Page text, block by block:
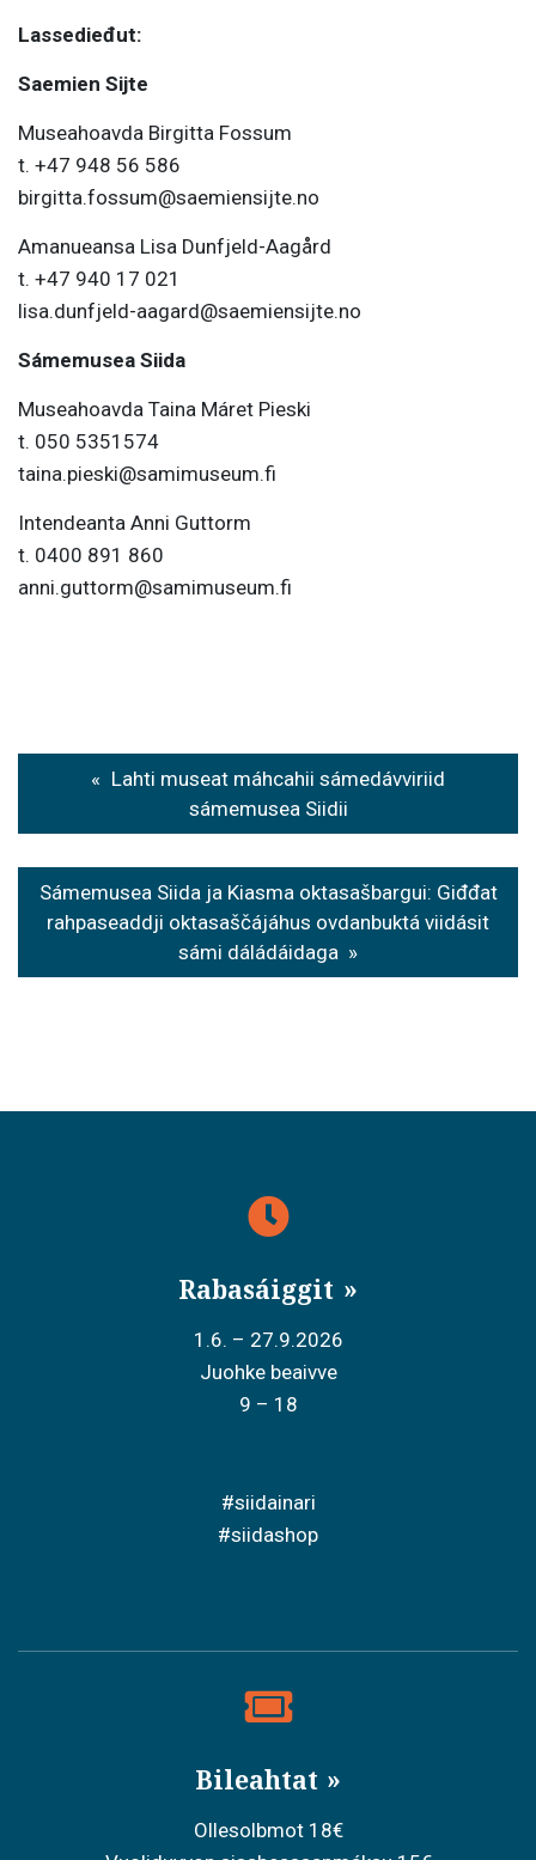
Lassedieđut:
Saemien Sijte
Museahoavda Birgitta Fossum
t. +47 948 56 586
birgitta.fossum@saemiensijte.no
Amanueansa Lisa Dunfjeld-Aagård
t. +47 940 17 021
lisa.dunfjeld-aagard@saemiensijte.no
Sámemusea Siida
Museahoavda Taina Máret Pieski
t. 050 5351574
taina.pieski@samimuseum.fi
Intendeanta Anni Guttorm
t. 0400 891 860
anni.guttorm@samimuseum.fi
s
a
g
Lahti museat máhcahii sámedávviriid
sámemusea Siidii
Sámemusea Siida ja Kiasma oktasašbargui: Giđđat
rahpaseaddji oktasaščájáhus ovdanbuktá viidásit
sámi dáládáidaga
Rabasáiggit
1.6. – 27.9.2026
Juohke beaivve
9 – 18
#siidainari
#siidashop
Bileahtat
Ollesolbmot 18€